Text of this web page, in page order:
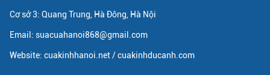
Cơ sở 3: Quang Trung, Hà Đông, Hà Nội
Email: suacuahanoi868@gmail.com
Website: cuakinhhanoi.net / cuakinhducanh.com